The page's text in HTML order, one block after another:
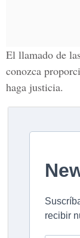
El llamado de
conozca
haga justicia.